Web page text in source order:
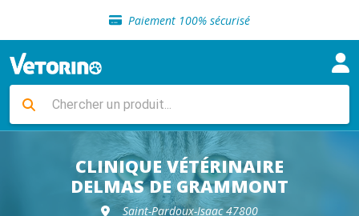
Paiement 100% sécurisé
Livraison gratuite en clinique vétérinaire
Sélection de croquettes vétérinaire
Livraison gratuite en clinique vétérinaire
Retour gratuit en clinique
Sélection de croquettes vétérinaire
CLINIQUE VÉTÉRINAIRE
DELMAS DE GRAMMONT
Saint-Pardoux-Isaac 47800